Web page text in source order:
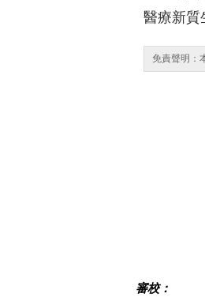
醫療新質
免責聲明：
審校：